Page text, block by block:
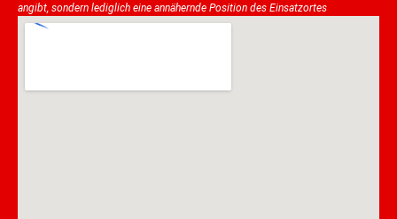
angibt, sondern lediglich eine annähernde Position des Einsatzortes